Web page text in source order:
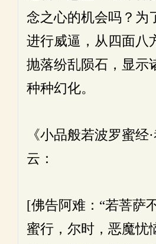
念之心的机会吗？为
进行威逼，从四面八
抛落纷乱陨石，显示
种种幻化。
《小品般若波罗蜜经
云：
[佛告阿难：“若菩萨
蜜行，尔时，恶魔忧